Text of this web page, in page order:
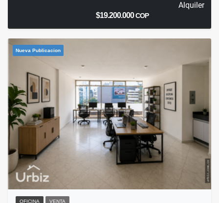
Alquiler
$19.200.000COP
Nueva Publicacion
OFICINA VENTA